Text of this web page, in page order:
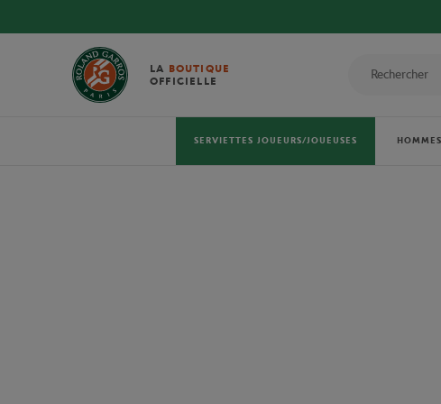
LA BOUTIQUE
OFFICIELLE
SERVIETTES JOUEURS/JOUEUSES HOMMES